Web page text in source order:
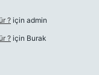
? için admin
? için Burak